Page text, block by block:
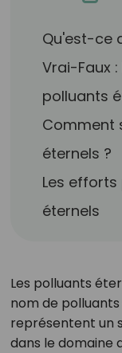
Qu'est-ce
Vrai-Faux
polluants
Comment
éternels ?
Les
éternels
Les polluants
nom de
représentent un
dans le domaine